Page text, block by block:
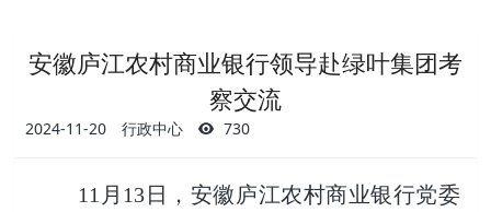
安徽庐江农村商业银行领导赴绿叶集团考
察交流
2024-11-20 行政中心 730
11月13日，安徽庐江农村商业银行党委